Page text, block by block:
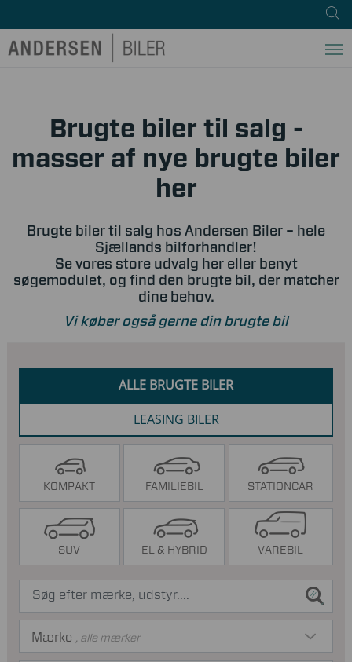
Brugte biler til salg -
masser af nye brugte biler
her
Brugte biler til salg hos Andersen Biler – hele
Sjællands bilforhandler!
Se vores store udvalg her eller benyt
søgemodulet, og find den brugte bil, der matcher
dine behov.
Vi køber også gerne din brugte bil
ALLE BRUGTE BILER
LEASING BILER
KOMPAKT FAMILIEBIL STATIONCAR
SUV EL & HYBRID VAREBIL
Mærke , alle mærker